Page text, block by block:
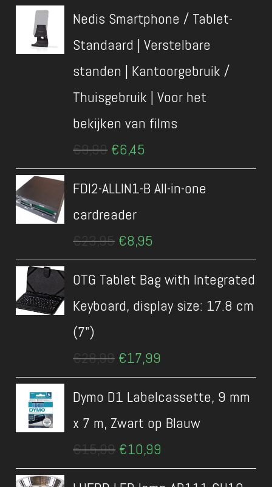
Nedis Smartphone / Tablet-
Standaard | Verstelbare
standen | Kantoorgebruik /
Thuisgebruik | Voor het
bekijken van films
€9,90 Oorspronkelijke
prijs
€9,90.
€6,45
€6,45.
FDI2-ALLIN1-B All-in-one
cardreader
€23,95 Oorspronkelijke
prijs
€23,95.
€8,95
€8,95.
OTG Tablet Bag with Integrated
Keyboard, display size: 17.8 cm
(7")
€28,99 Oorspronkelijke
prijs
€28,99.
€17,99
€17,99.
Dymo D1 Labelcassette, 9 mm
x 7 m, Zwart op Blauw
€15,99 Oorspronkelijke
prijs
€10,99